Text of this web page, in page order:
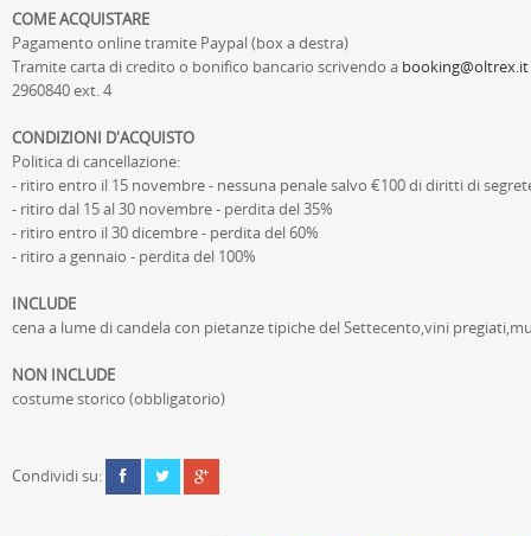
COME ACQUISTARE
Pagamento online tramite Paypal (box a destra)
Tramite carta di credito o bonifico bancario scrivendo a booking@oltrex.it
2960840 ext. 4
CONDIZIONI D'ACQUISTO
Politica di cancellazione:
- ritiro entro il 15 novembre - nessuna penale salvo €100 di diritti di
- ritiro dal 15 al 30 novembre - perdita del 35%
- ritiro entro il 30 dicembre - perdita del 60%
- ritiro a gennaio - perdita del 100%
INCLUDE
cena a lume di candela con pietanze tipiche del Settecento,vini
NON INCLUDE
costume storico (obbligatorio)
Condividi su: